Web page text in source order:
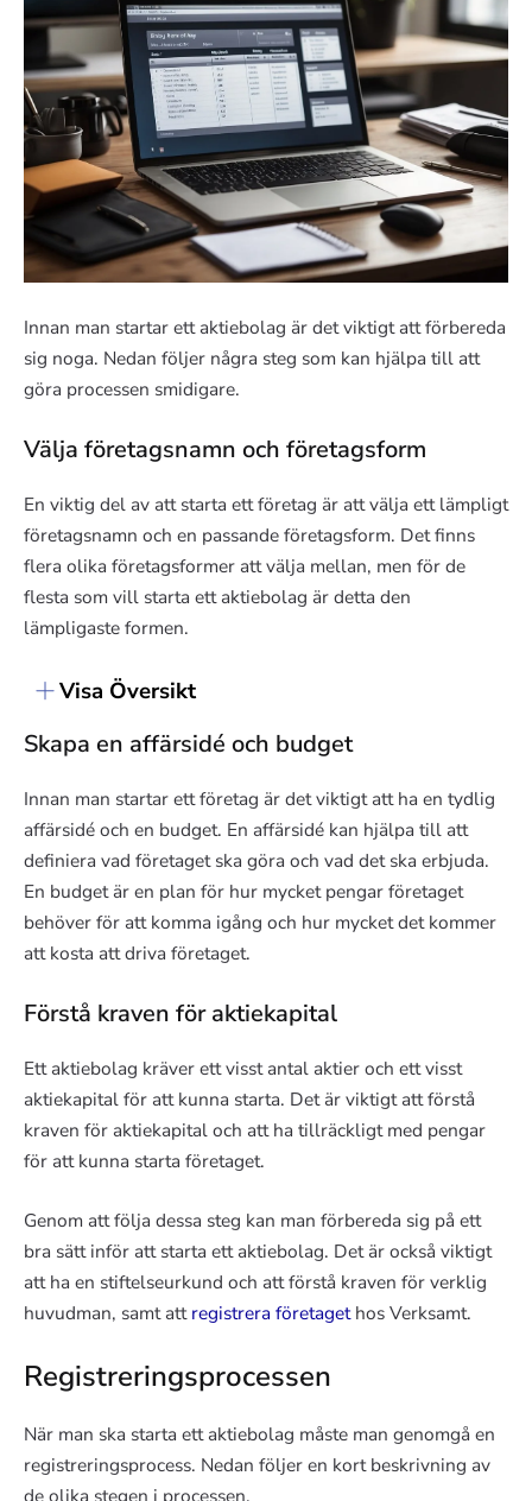
Innan man startar ett aktiebolag är det viktigt att förbereda
sig noga. Nedan följer några steg som kan hjälpa till att
göra processen smidigare.
Välja företagsnamn och företagsform
En viktig del av att starta ett företag är att välja ett lämpligt
företagsnamn och en passande företagsform. Det finns
flera olika företagsformer att välja mellan, men för de
flesta som vill starta ett aktiebolag är detta den
lämpligaste formen.
Visa Översikt
Skapa en affärsidé och budget
Innan man startar ett företag är det viktigt att ha en tydlig
affärsidé och en budget. En affärsidé kan hjälpa till att
definiera vad företaget ska göra och vad det ska erbjuda.
En budget är en plan för hur mycket pengar företaget
behöver för att komma igång och hur mycket det kommer
att kosta att driva företaget.
Förstå kraven för aktiekapital
Ett aktiebolag kräver ett visst antal aktier och ett visst
aktiekapital för att kunna starta. Det är viktigt att förstå
kraven för aktiekapital och att ha tillräckligt med pengar
för att kunna starta företaget.
Genom att följa dessa steg kan man förbereda sig på ett
bra sätt inför att starta ett aktiebolag. Det är också viktigt
att ha en stiftelseurkund och att förstå kraven för verklig
huvudman, samt attregistrera företagethos Verksamt.
Registreringsprocessen
När man ska starta ett aktiebolag måste man genomgå en
registreringsprocess. Nedan följer en kort beskrivning av
de olika stegen i processen.